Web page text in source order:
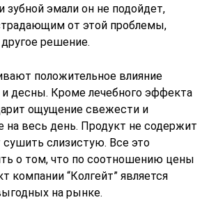
зубной эмали он не подойдет,
от этой проблемы,
решение.
положительное влияние
и десны. Кроме лечебного эффекта
ощущение свежести и
на весь день. Продукт не содержит
сушить слизистую. Все это
о том, что по соотношению цены
компании “Колгейт” является
на рынке.